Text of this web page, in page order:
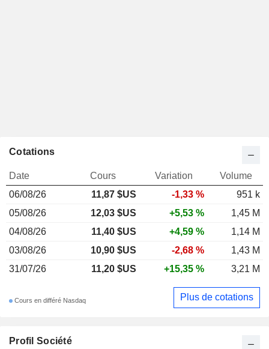
Profil Société
Cotations
Date Cours Variation
Volume
06/08/26
11,87 $US -1,33 %
951 k
05/08/26
12,03 $US +5,53 %
1,45 M
04/08/26
11,40 $US +4,59 %
1,14 M
03/08/26
10,90 $US -2,68 %
1,43 M
31/07/26
11,20 $US +15,35 % 3,21 M
Cours en différé Nasdaq Plus de cotations